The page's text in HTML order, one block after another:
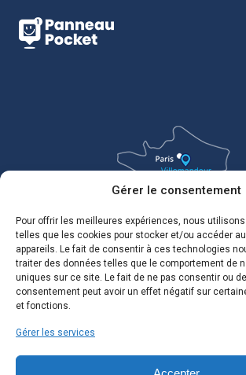
Gérer le consentement
Pour offrir les meilleures expériences, nous
telles que les cookies pour stocker et/ou accéder
appareils. Le fait de consentir à ces technologies
traiter des données telles que le comportement de
uniques sur ce site. Le fait de ne pas consentir ou
consentement peut avoir un effet négatif sur
et fonctions.
Gérer les services